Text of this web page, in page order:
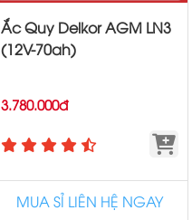
Ắc Quy Delkor AGM LN3
(12V-70ah)
3.780.000đ
MUA SỈ LIÊN HỆ NGAY